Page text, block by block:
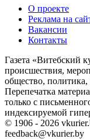
О проекте
Реклама на
Вакансии
Контакты
Газета «Витебский
происшествия,
общество, политика,
Перепечатка
только с
индексируемой
© 1906 - 2026
feedback@vkurier.by